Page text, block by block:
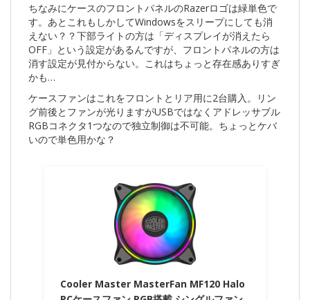
ちなみにケースのフロントパネルのRazerロゴは緑単色で
す。あとこれもしかしてWindowsをスリープにしても消
えない？？下部ライトの方は「ディスプレイが消えたら
OFF」という設定があるんですが、フロントパネルの方は
消す設定が見付からない。これはちょっと存在感ありすぎ
かも…
ケースファンはこれをフロントとリア用に2台購入。リン
グ前後とファンが光りますがUSBではなくアドレッサブル
RGBコネクタ1つなので独立制御は不可能。ちょっとケバ
いので単色用かな？
Cooler Master MasterFan MF120 Halo